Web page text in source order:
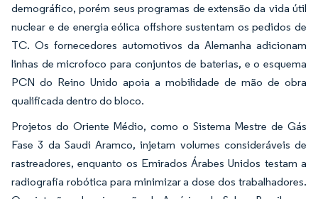
demográfico, porém seus programas de extensão da vida útil
nuclear e de energia eólica offshore sustentam os pedidos de
TC. Os fornecedores automotivos da Alemanha adicionam
linhas de microfoco para conjuntos de baterias, e o esquema
PCN do Reino Unido apoia a mobilidade de mão de obra
qualificada dentro do bloco.
Projetos do Oriente Médio, como o Sistema Mestre de Gás
Fase 3 da Saudi Aramco, injetam volumes consideráveis de
rastreadores, enquanto os Emirados Árabes Unidos testam a
radiografia robótica para minimizar a dose dos trabalhadores.